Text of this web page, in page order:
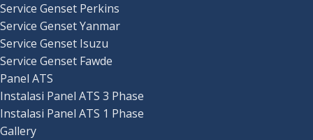
Service Genset Perkins
Service Genset Yanmar
Service Genset Isuzu
Service Genset Fawde
Panel ATS
Instalasi Panel ATS 3 Phase
Instalasi Panel ATS 1 Phase
Gallery